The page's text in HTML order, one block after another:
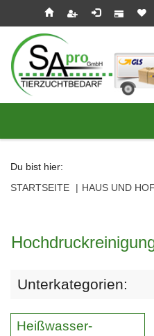
Seitenebreiche:
Du bist hier:
STARTSEITE
HAUS UND HOF
Unterkategorien:
Heißwasser-